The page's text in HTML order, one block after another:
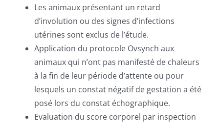
Les animaux présentant un retard
d’involution ou des signes d’infections
utérines sont exclus de l’étude.
Application du protocole Ovsynch aux
animaux qui n’ont pas manifesté de chaleurs
à la fin de leur période d’attente ou pour
lesquels un constat négatif de gestation a été
posé lors du constat échographique.
Evaluation du score corporel par inspection